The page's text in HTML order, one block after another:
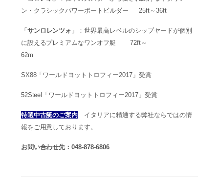
ン・クラシックパワーボートビルダー 25ft～36ft
「 サンロレンツォ 」：世界最高レベルのシップヤードが個別
に設えるプレミアムなワンオフ艇 72ft～
62m
SX88「ワールドヨットトロフィー2017」受賞
52Steel「ワールドヨットトロフィー2017」受賞
特選中古艇のご案内
イタリアに精通する弊社ならではの情
報をご用意しております。
お問い合わせ先：048-878-6806